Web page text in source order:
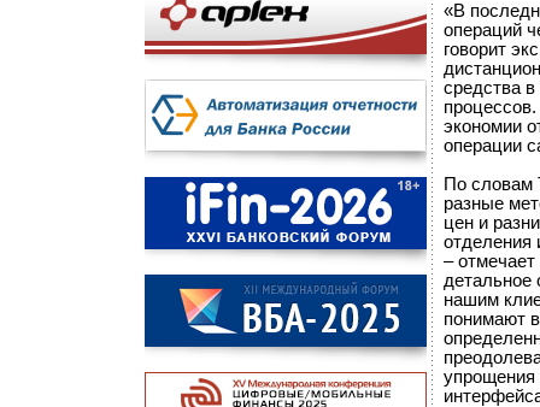
«В
операций
говорит
средства в
экономии
операции
По словам
разные
цен и
отделения
–
детальное
нашим
понимают
упрощения